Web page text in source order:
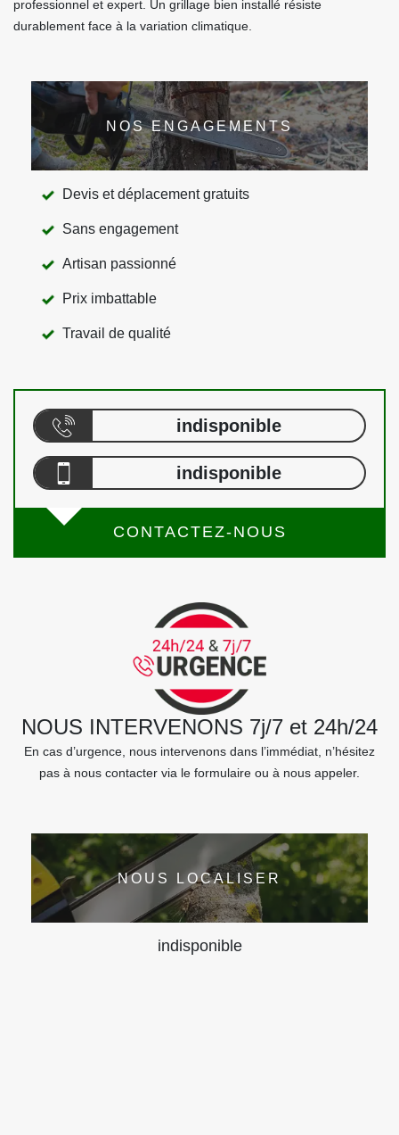
professionnel et expert. Un grillage bien installé résiste
durablement face à la variation climatique.
NOS ENGAGEMENTS
Devis et déplacement gratuits
Sans engagement
Artisan passionné
Prix imbattable
Travail de qualité
indisponible
indisponible
CONTACTEZ-NOUS
NOUS INTERVENONS 7j/7 et 24h/24
En cas d’urgence, nous intervenons dans l’immédiat, n’hésitez
pas à nous contacter via le formulaire ou à nous appeler.
NOUS LOCALISER
indisponible